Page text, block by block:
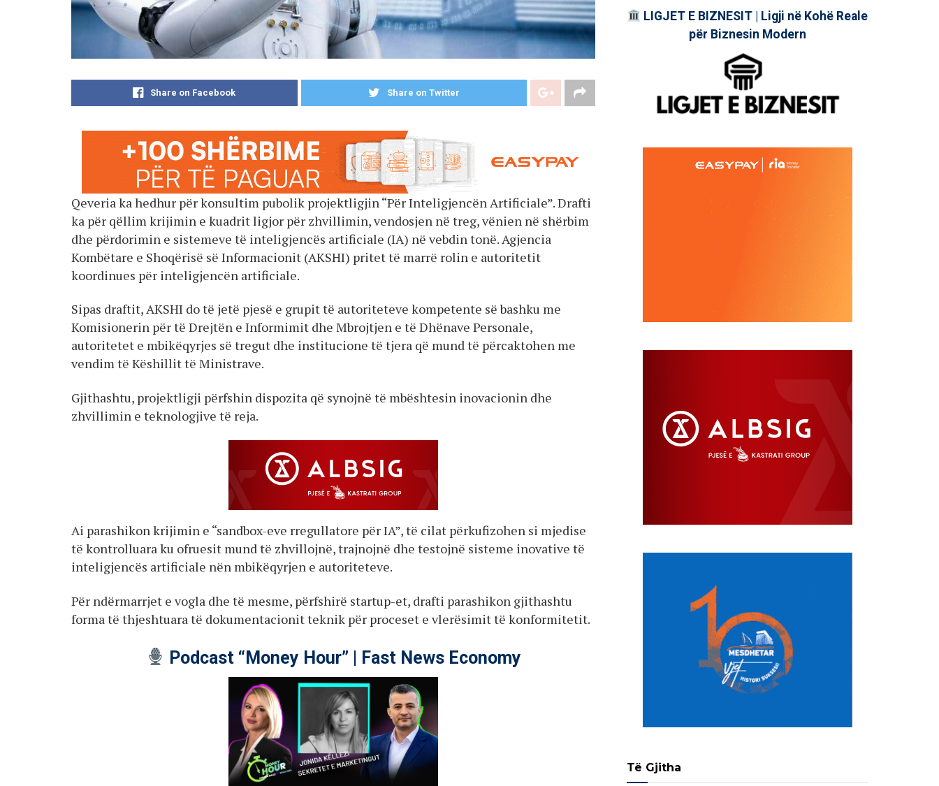
Share on Facebook Share on Twitter
Qeveria ka hedhur për konsultim pubolik projektligjin “Për Inteligjencën Artificiale”. Drafti
ka për qëllim krijimin e kuadrit ligjor për zhvillimin, vendosjen në treg, vënien në shërbim
dhe përdorimin e sistemeve të inteligjencës artificiale (IA) në vebdin tonë. Agjencia
Kombëtare e Shoqërisë së Informacionit (AKSHI) pritet të marrë rolin e autoritetit
koordinues për inteligjencën artificiale.
Sipas draftit, AKSHI do të jetë pjesë e grupit të autoriteteve kompetente së bashku me
Komisionerin për të Drejtën e Informimit dhe Mbrojtjen e të Dhënave Personale,
autoritetet e mbikëqyrjes së tregut dhe institucione të tjera që mund të përcaktohen me
vendim të Këshillit të Ministrave.
Gjithashtu, projektligji përfshin dispozita që synojnë të mbështesin inovacionin dhe
zhvillimin e teknologjive të reja.
Ai parashikon krijimin e “sandbox-eve rregullatore për IA”, të cilat përkufizohen si mjedise
të kontrolluara ku ofruesit mund të zhvillojnë, trajnojnë dhe testojnë sisteme inovative të
inteligjencës artificiale nën mbikëqyrjen e autoriteteve.
Për ndërmarrjet e vogla dhe të mesme, përfshirë startup-et, drafti parashikon gjithashtu
forma të thjeshtuara të dokumentacionit teknik për proceset e vlerësimit të konformitetit.
Podcast “Money Hour” | Fast News Economy
LIGJET E BIZNESIT | Ligji në Kohë Reale
për Biznesin Modern
Të Gjitha